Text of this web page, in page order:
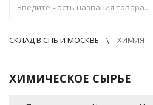
СКЛАД В СПБ И МОСКВЕ ХИМИЯ
ХИМИЧЕСКОЕ СЫРЬЕ